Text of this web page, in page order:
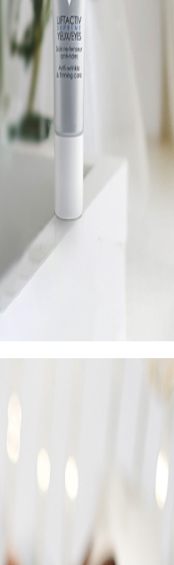
KREMA ZA PODRUČJE
sa efektom liftinga
Njeni efekti su
sastojka: ramnoze,
Ramnoza na kožu
kože i deluje protiv
za dejsvo protiv
kapaka. Rezultat upotrebe
i smanjeni tamni
10 ZA PODRUČJE
je jedini Vichy anti-ageing
efektom na trepavice.
područja oko očiju
ramnoze (10%) i
osećaj jačih
seruma kožu će osvežiti i
čestice korišćene u
posvetljujući efekat